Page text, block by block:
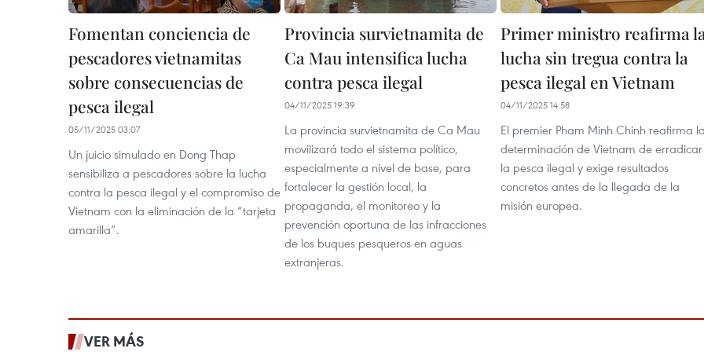
Fomentan conciencia de
pescadores vietnamitas
sobre consecuencias de
pesca ilegal
05/11/2025 03:07
Un juicio simulado en Dong Thap
sensibiliza a pescadores sobre la lucha
contra la pesca ilegal y el compromiso de
Vietnam con la eliminación de la “tarjeta
amarilla”.
Provincia survietnamita de
Ca Mau intensifica lucha
contra pesca ilegal
04/11/2025 19:39
La provincia survietnamita de Ca Mau
movilizará todo el sistema político,
especialmente a nivel de base, para
fortalecer la gestión local, la
propaganda, el monitoreo y la
prevención oportuna de las infracciones
de los buques pesqueros en aguas
extranjeras.
Primer ministro reafirma
lucha sin tregua contra la
pesca ilegal en Vietnam
04/11/2025 14:58
El premier Pham Minh Chinh reafirma
determinación de Vietnam de erradicar
la pesca ilegal y exige resultados
concretos antes de la llegada de la
misión europea.
VER MÁS